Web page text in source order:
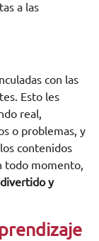
a las
con las
Esto les
real,
o problemas, y
contenidos
todo momento,
y